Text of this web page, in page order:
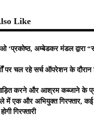
Like
‘प्रकोष्ठ, अम्बेडकर मंडल द्वारा
पर चल रहे सर्च ऑपरेशन के दौरान
करने और आश्रम कब्जाने के
में एक और अभियुक्त गिरफ्तार,
गिरफ्तारी